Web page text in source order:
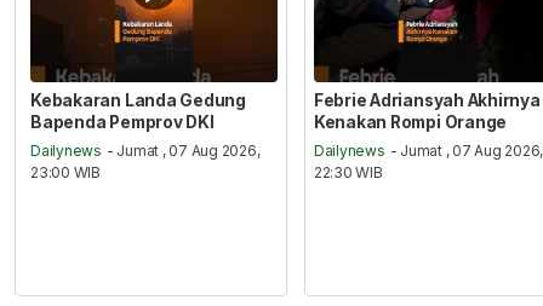
Kebakaran Landa Gedung
Bapenda Pemprov DKI
Dailynews - Jumat , 07 Aug 2026,
23:00 WIB
Febrie Adriansyah Akhirnya
Kenakan Rompi Orange
Dailynews - Jumat , 07 Aug 2026,
22:30 WIB